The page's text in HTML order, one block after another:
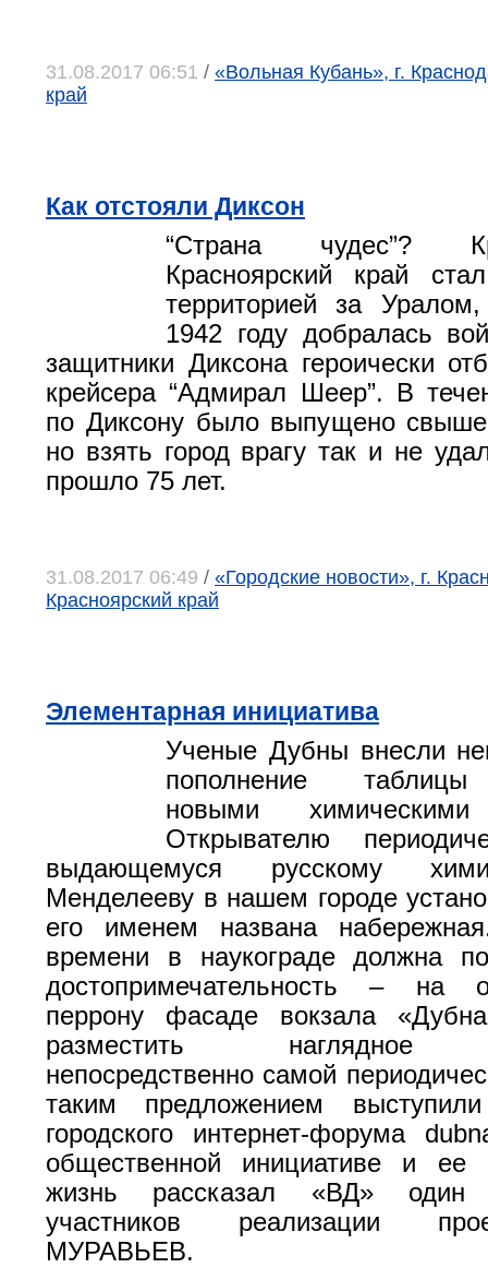
31.08.2017 06:51 / «Вольная Кубань», г.
край
Как отстояли Диксон
“Страна чудес”?
Красноярский край
территорией за
1942 году добралась
защитники Диксона героически
крейсера “Адмирал Шеер”. В
по Диксону было выпущено
но взять город врагу так и не
прошло 75 лет.
31.08.2017 06:49 / «Городские новости», г.
Красноярский край
Элементарная инициатива
Ученые Дубны внесли
пополнение
новыми химическими
Открывателю
выдающемуся русскому
Менделееву в нашем городе
его именем названа
времени в наукограде должна
достопримечательность – на
перрону фасаде вокзала
разместить наглядное
непосредственно самой
таким предложением выступили
городского интернет-форума
общественной инициативе и ее
жизнь рассказал «ВД» один
участников реализации
МУРАВЬЕВ.